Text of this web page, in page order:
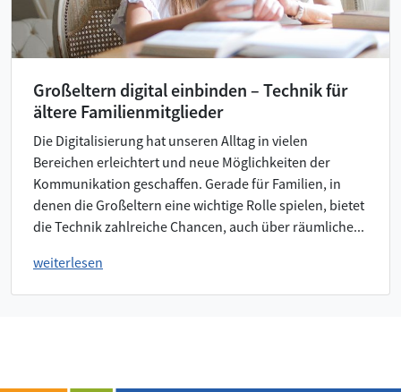
Großeltern digital einbinden – Technik für
ältere Familienmitglieder
Die Digitalisierung hat unseren Alltag in vielen
Bereichen erleichtert und neue Möglichkeiten der
Kommunikation geschaffen. Gerade für Familien, in
denen die Großeltern eine wichtige Rolle spielen, bietet
die Technik zahlreiche Chancen, auch über räumliche...
weiterlesen